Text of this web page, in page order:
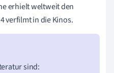
erhielt weltweit den
verfilmt in die Kinos.
sind: